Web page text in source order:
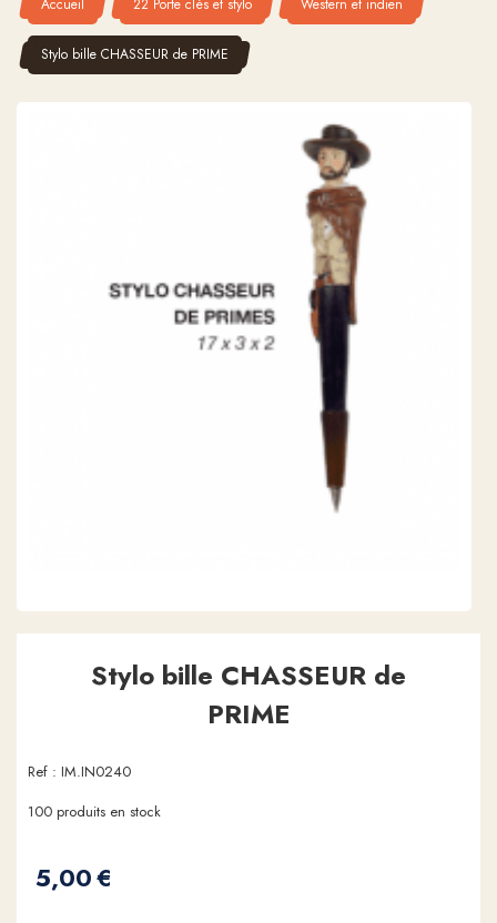
Accueil 22 Porte clés et stylo Western et indien
Stylo bille CHASSEUR de PRIME
Stylo bille CHASSEUR de
PRIME
Ref : IM.IN0240
5,00€
100 produits en stock